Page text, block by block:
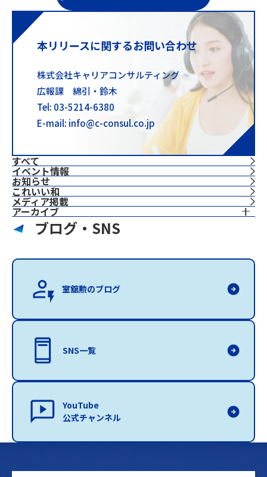
すべて
イベント情報
お知らせ
これいい和
⁨⁩メディア掲載
アーカイブ
本リリースに関するお問い合わせ
株式会社キャリアコンサルティング
広報課 綿引・鈴木
Tel: 03-5214-6380
E-mail: info@c-consul.co.jp
ブログ・SNS
室舘勲のブログ
SNS一覧
YouTube
公式チャンネル